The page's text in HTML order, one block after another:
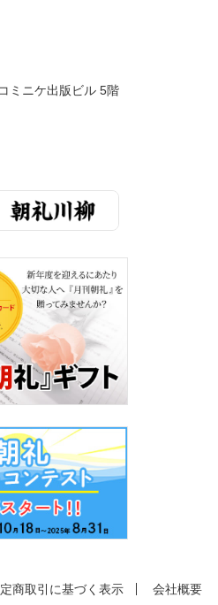
ミニケ出版ビル 5階
商取引に基づく表示 会社概要